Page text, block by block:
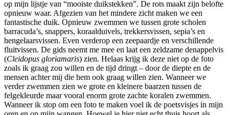
op mijn lijstje van “mooiste duikstekken”. De rots maakt zijn belofte
opnieuw waar. Afgezien van het mindere zicht maken we een
fantastische duik. Opnieuw zwemmen we tussen grote scholen
barracuda’s, snappers, koraalduivels, trekkersvissen, sepia’s en
hengelaarsvissen. Even verderop een zeepaardje en verschillende
fluitvissen. De gids neemt me mee en laat een zeldzame denappelvis
(Cleidopus gloriamaris) zien. Helaas krijg ik deze niet op de foto
zoals ik graag zou willen en de tijd dringt – door de diepte en de
mensen achter mij die hem ook graag willen zien. Wanneer we
verder zwemmen zien we grote en kleinere baarzen tussen de
felgekleurde maar vooral enorm grote zachte koralen zwemmen.
Wanneer ik stop om een foto te maken voel ik de poetsvisjes in mijn